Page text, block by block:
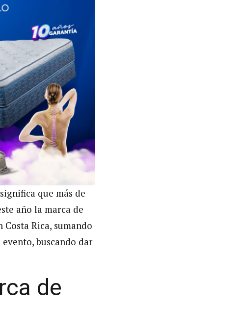
que más de
año la marca de
Rica, sumando
buscando dar
de